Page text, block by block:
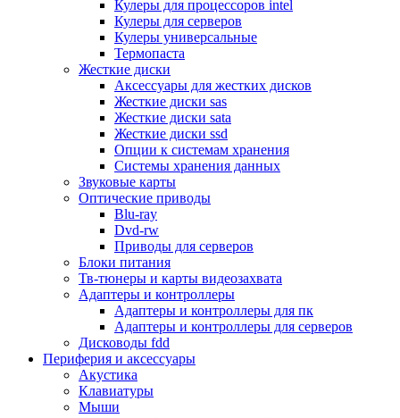
Микрофоны
Элементы питания, батарейки
Портмоне, боксы, стойки для дисков
Презентеры
Виртуальные очки
Аксессуары и опции для ноутбуков
Клавиатуры для ноутбуков
Сумки
Адаптеры и зарядные устройства
Подставки
Док станции, порт репликаторы
Батареи
Разное
Носители информации
Внешние жесткие диски
Карты памяти
Оптические носители
Blu-ray
Cd-r
Cd-rw
Dvd-r
Dvdrw
Серверы
Программное обеспечение
Кулеры для процессоров intel
Кулеры для серверов
Кулеры универсальные
Термопаста
Жесткие диски
Аксессуары для жестких дисков
Жесткие диски sas
Жесткие диски sata
Жесткие диски ssd
Опции к системам хранения
Системы хранения данных
Звуковые карты
Оптические приводы
Blu-ray
Dvd-rw
Приводы для серверов
Блоки питания
Тв-тюнеры и карты видеозахвата
Адаптеры и контроллеры
Адаптеры и контроллеры для пк
Адаптеры и контроллеры для серверов
Дисководы fdd
Периферия и аксессуары
Акустика
Клавиатуры
Мыши